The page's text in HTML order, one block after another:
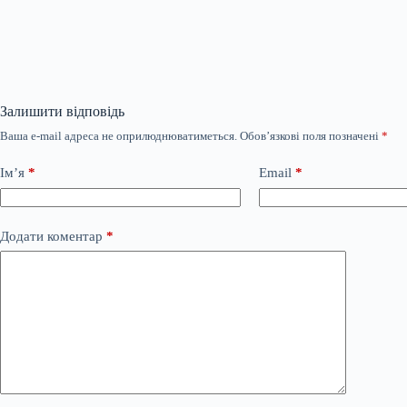
Залишити відповідь
Ваша e-mail адреса не оприлюднюватиметься. Обов’язкові поля позначені *
Ім’я * Email *
Додати коментар *